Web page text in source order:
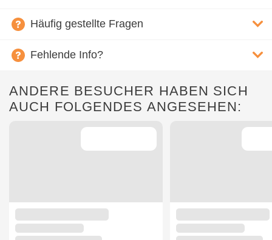
Häufig gestellte Fragen
Fehlende Info?
ANDERE BESUCHER HABEN SICH
AUCH FOLGENDES ANGESEHEN: